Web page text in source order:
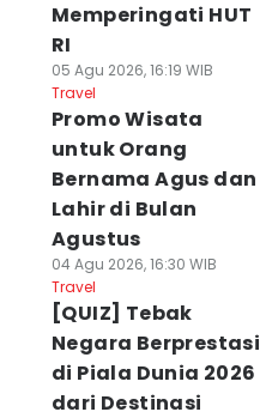
Memperingati HUT
RI
05 Agu 2026, 16:19 WIB
Travel
Promo Wisata
untuk Orang
Bernama Agus dan
Lahir di Bulan
Agustus
04 Agu 2026, 16:30 WIB
Travel
[QUIZ] Tebak
Negara Berprestasi
di Piala Dunia 2026
dari Destinasi